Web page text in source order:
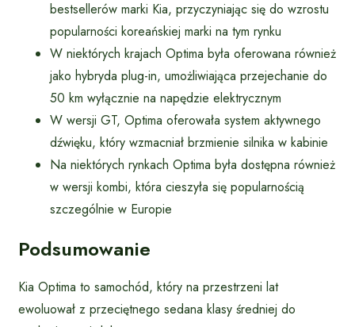
bestsellerów marki Kia, przyczyniając się do wzrostu
popularności koreańskiej marki na tym rynku
W niektórych krajach Optima była oferowana również
jako hybryda plug-in, umożliwiająca przejechanie do
50 km wyłącznie na napędzie elektrycznym
W wersji GT, Optima oferowała system aktywnego
dźwięku, który wzmacniał brzmienie silnika w kabinie
Na niektórych rynkach Optima była dostępna również
w wersji kombi, która cieszyła się popularnością
szczególnie w Europie
Podsumowanie
Kia Optima to samochód, który na przestrzeni lat
ewoluował z przeciętnego sedana klasy średniej do